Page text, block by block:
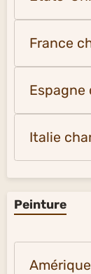
France
Espagne
Italie
Peinture